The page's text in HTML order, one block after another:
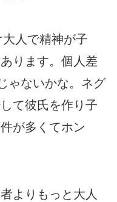
人で精神が子
ります。個人差
ゃないかな。ネグ
て彼氏を作り子
が多くてホン
よりもっと大人